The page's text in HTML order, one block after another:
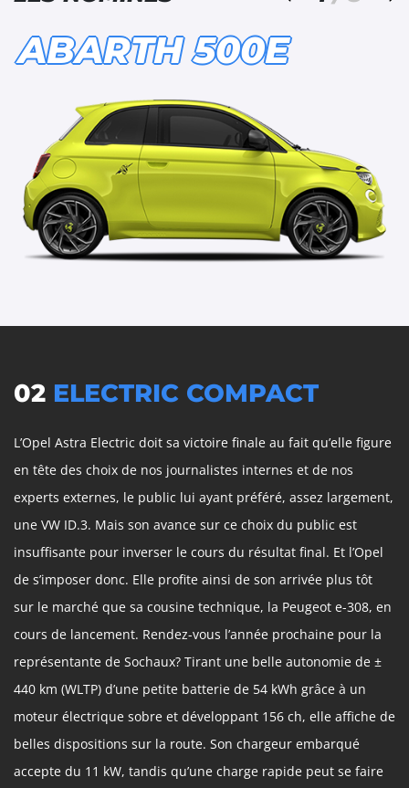
ABARTH 500E
02 ELECTRIC COMPACT
L’Opel Astra Electric doit sa victoire finale au fait qu’elle figure
en tête des choix de nos journalistes internes et de nos
experts externes, le public lui ayant préféré, assez largement,
une VW ID.3. Mais son avance sur ce choix du public est
insuffisante pour inverser le cours du résultat final. Et l’Opel
de s’imposer donc. Elle profite ainsi de son arrivée plus tôt
sur le marché que sa cousine technique, la Peugeot e-308, en
cours de lancement. Rendez-vous l’année prochaine pour la
représentante de Sochaux? Tirant une belle autonomie de ±
440 km (WLTP) d’une petite batterie de 54 kWh grâce à un
moteur électrique sobre et développant 156 ch, elle affiche de
belles dispositions sur la route. Son chargeur embarqué
accepte du 11 kW, tandis qu’une charge rapide peut se faire